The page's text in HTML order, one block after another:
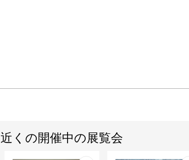
近くの開催中の展覧会